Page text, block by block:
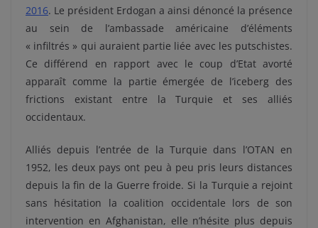
2016. Le président Erdogan a ainsi dénoncé la présence
au sein de l’ambassade américaine d’éléments
« infiltrés » qui auraient partie liée avec les putschistes.
Ce différend en rapport avec le coup d’Etat avorté
apparaît comme la partie émergée de l’iceberg des
frictions existant entre la Turquie et ses alliés
occidentaux.
Alliés depuis l’entrée de la Turquie dans l’OTAN en
1952, les deux pays ont peu à peu pris leurs distances
depuis la fin de la Guerre froide. Si la Turquie a rejoint
sans hésitation la coalition occidentale lors de son
intervention en Afghanistan, elle n’hésite plus depuis